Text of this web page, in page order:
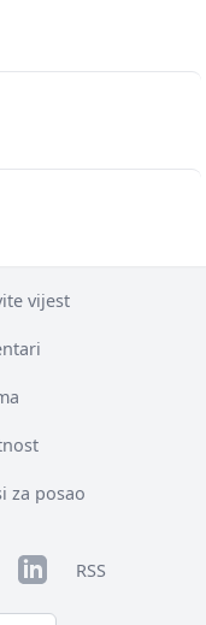
vijest
za posao
LinkedInRSS